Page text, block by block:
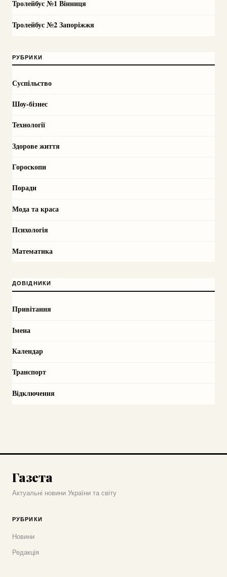
Тролейбус №1 Вінниця
Тролейбус №2 Запоріжжя
РУБРИКИ
Суспільство
Шоу-бізнес
Технології
Здорове життя
Гороскопи
Поради
Мода та краса
Психологія
Математика
ДОВІДНИКИ
Привітання
Імена
Календар
Транспорт
Відключення
Газета
Актуальні новини України та світу
РУБРИКИ
Новини
Редакція